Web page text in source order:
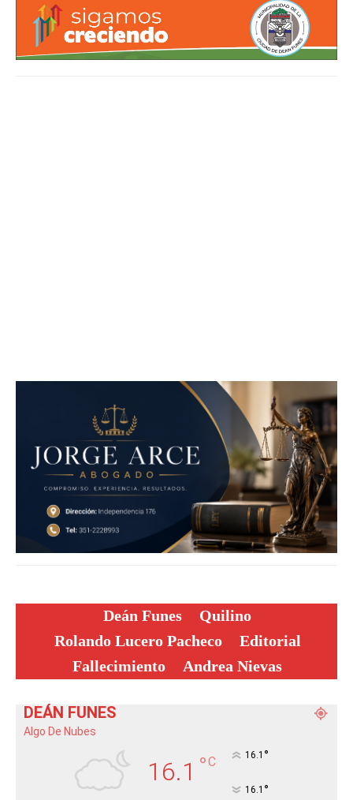
Deán Funes
Quilino
Rolando Lucero Pacheco
Editorial
Fallecimiento
Andrea Nievas
DEÁN FUNES
Algo De Nubes
16.1 °C 16.1 °
16.1 °